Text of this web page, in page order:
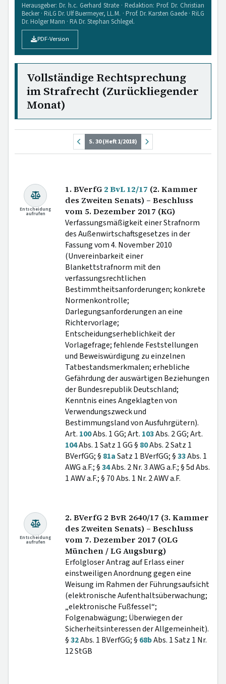
Herausgeber: Dr. h.c. Gerhard Strate · Redaktion: Prof. Dr. Christian
Becker · RiLG Dr. Ulf Buermeyer, LL.M. · Prof. Dr. Karsten Gaede · RiLG
Dr. Holger Mann · RA Dr. Stephan Schlegel.
PDF-Version
Vollständige Rechtsprechung
im Strafrecht (Zurückliegender
Monat)
S. 30 (Heft 1/2018)
Entscheidung
aufrufen
1. BVerfG 2 BvL 12/17 (2. Kammer
des Zweiten Senats) – Beschluss
vom 5. Dezember 2017 (KG)
Verfassungsmäßigkeit einer Strafnorm
des Außenwirtschaftsgesetzes in der
Fassung vom 4. November 2010
(Unvereinbarkeit einer
Blankettstrafnorm mit den
verfassungsrechtlichen
Bestimmtheitsanforderungen; konkrete
Normenkontrolle;
Darlegungsanforderungen an eine
Richtervorlage;
Entscheidungserheblichkeit der
Vorlagefrage; fehlende Feststellungen
und Beweiswürdigung zu einzelnen
Tatbestandsmerkmalen; erhebliche
Gefährdung der auswärtigen Beziehungen
der Bundesrepublik Deutschland;
Kenntnis eines Angeklagten von
Verwendungszweck und
Bestimmungsland von Ausfuhrgütern).
Art. 100Abs. 1 GG; Art. 103Abs. 2 GG; Art.
104Abs. 1 Satz 1 GG § 80Abs. 2 Satz 1
BVerfGG; § 81aSatz 1 BVerfGG; §33Abs. 1
AWG a.F.; §34Abs. 2 Nr. 3 AWG a.F.; § 5d Abs.
1 AWV a.F.; § 70 Abs. 1 Nr. 2 AWV a.F.
Entscheidung
aufrufen
2. BVerfG 2 BvR 2640/17 (3. Kammer
des Zweiten Senats) – Beschluss
vom 7. Dezember 2017 (OLG
München / LG Augsburg)
Erfolgloser Antrag auf Erlass einer
einstweiligen Anordnung gegen eine
Weisung im Rahmen der Führungsaufsicht
(elektronische Aufenthaltsüberwachung;
„elektronische Fußfessel“;
Folgenabwägung; Überwiegen der
Sicherheitsinteressen der Allgemeinheit).
§32Abs. 1 BVerfGG; § 68bAbs. 1 Satz 1 Nr.
12 StGB